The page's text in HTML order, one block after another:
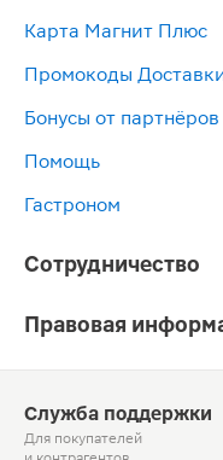
Карта Магнит Плюс
Промокоды
Бонусы от партнёров
Помощь
Гастроном
Сотрудничество
Правовая
Служба поддержки
Для покупателей